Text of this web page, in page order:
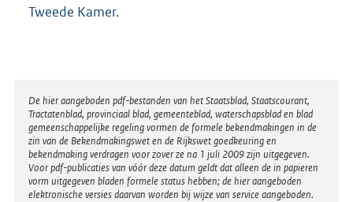
Tweede Kamer.
Disclaimer
De hier aangeboden pdf-bestanden van het Staatsblad, Staatscourant,
Tractatenblad, provinciaal blad, gemeenteblad, waterschapsblad en blad
gemeenschappelijke regeling vormen de formele bekendmakingen in de
zin van de Bekendmakingswet en de Rijkswet goedkeuring en
bekendmaking verdragen voor zover ze na 1 juli 2009 zijn uitgegeven.
Voor pdf-publicaties van vóór deze datum geldt dat alleen de in papieren
vorm uitgegeven bladen formele status hebben; de hier aangeboden
elektronische versies daarvan worden bij wijze van service aangeboden.